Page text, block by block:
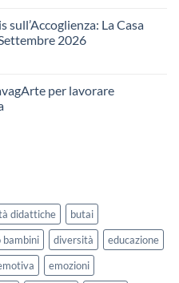
La Casa
2026
per lavorare
didattiche
butai
bambini diversità
educazione
emozioni